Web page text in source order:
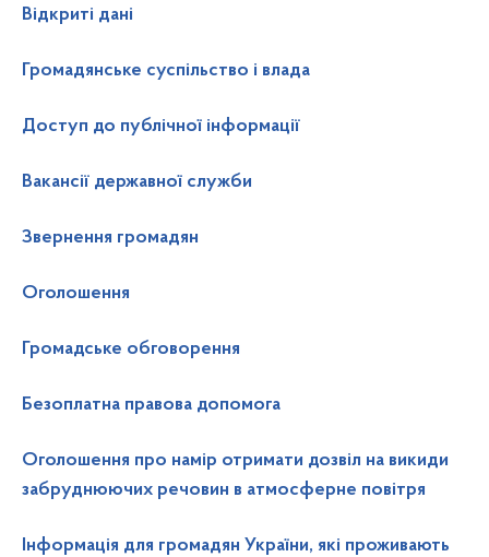
Відкриті дані
Громадянське суспільство і влада
Доступ до публічної інформації
Вакансії державної служби
Звернення громадян
Оголошення
Громадське обговорення
Безоплатна правова допомога
Оголошення про намір отримати дозвіл на викиди
забруднюючих речовин в атмосферне повітря
Інформація для громадян України, які проживають